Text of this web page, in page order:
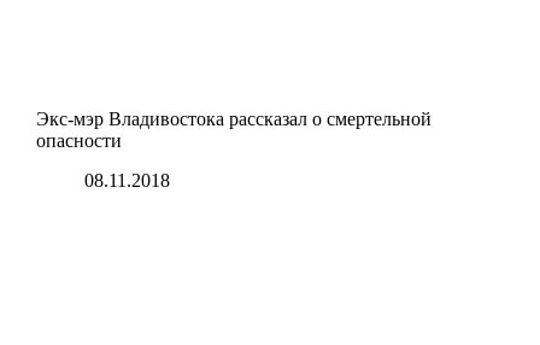
Экс-мэр Владивостока рассказал о смертельной
опасности
08.11.2018